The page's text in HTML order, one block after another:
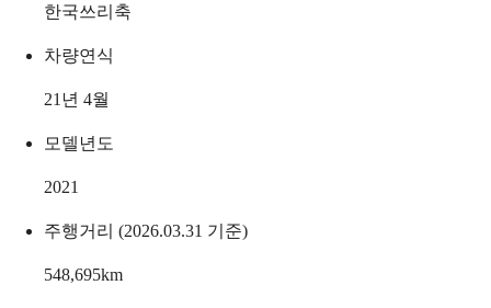
한국쓰리축
차량연식
21년 4월
모델년도
2021
주행거리 (2026.03.31 기준)
548,695km